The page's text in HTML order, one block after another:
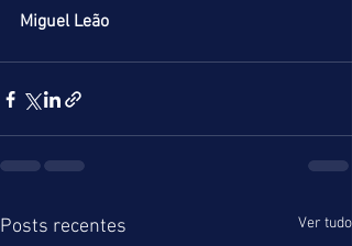
Miguel Leão
Posts recentes Ver tudo